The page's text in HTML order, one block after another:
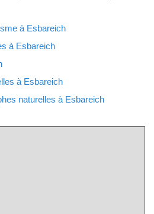
à Esbareich
à Esbareich
à Esbareich
naturelles à Esbareich